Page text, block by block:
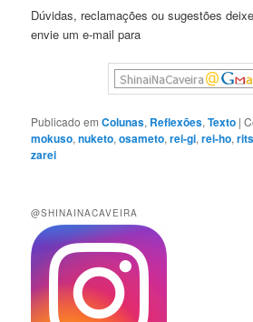
Dúvidas, reclamações ou sugestões
envie um e-mail para
Publicado em Colunas, Reflexões,Texto |
mokuso,nuketo,osameto,rei-gi,rei-ho,
zarei
@SHINAINACAVEIRA